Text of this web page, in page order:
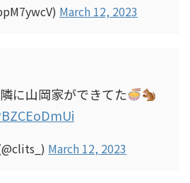
March 12, 2023
に山岡家ができてた
March 12, 2023